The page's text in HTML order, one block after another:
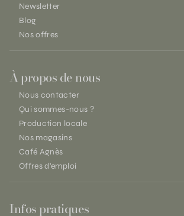
Newsletter
Blog
Nos offres
À propos de nous
Nous contacter
Qui sommes-nous ?
Production locale
Nos magasins
Café Agnès
Offres d'emploi
Infos pratiques